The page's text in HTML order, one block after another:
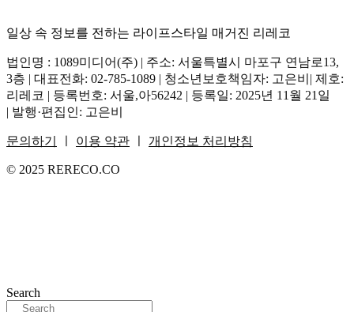
일상 속 정보를 전하는 라이프스타일 매거진 리레코
법인명 : 1089미디어(주) | 주소: 서울특별시 마포구 연남로13,
3층 | 대표전화: 02-785-1089 | 청소년보호책임자: 고은비| 제호:
리레코 | 등록번호: 서울,아56242 | 등록일: 2025년 11월 21일
| 발행·편집인: 고은비
문의하기 이용 약관 개인정보 처리방침
© 2025 RERECO.CO
Search